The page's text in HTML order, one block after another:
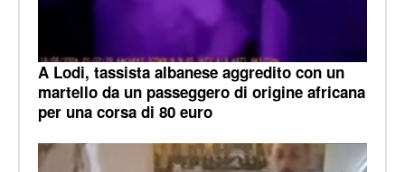
A Lodi, tassista albanese aggredito con un
martello da un passeggero di origine africana
per una corsa di 80 euro